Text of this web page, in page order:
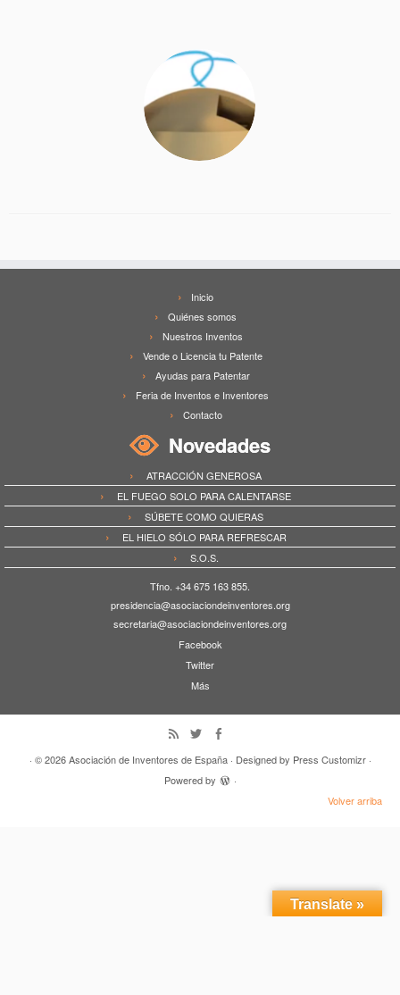
Inicio
Quiénes somos
Nuestros Inventos
Vende o Licencia tu Patente
Ayudas para Patentar
Feria de Inventos e Inventores
Contacto
Novedades
ATRACCIÓN GENEROSA
EL FUEGO SOLO PARA CALENTARSE
SÚBETE COMO QUIERAS
EL HIELO SÓLO PARA REFRESCAR
S.O.S.
Tfno. +34 675 163 855.
presidencia@asociaciondeinventores.org
secretaria@asociaciondeinventores.org
Facebook
Twitter
Más
· © 2026Asociación de Inventores de España· Designed by Press Customizr·
Powered by
·
Volver arriba
Translate »